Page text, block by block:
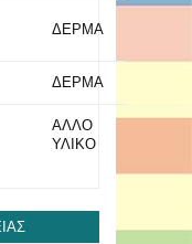
ΔΕΡΜΑ
ΔΕΡΜΑ
ΑΛΛΟ
ΥΛΙΚΟ